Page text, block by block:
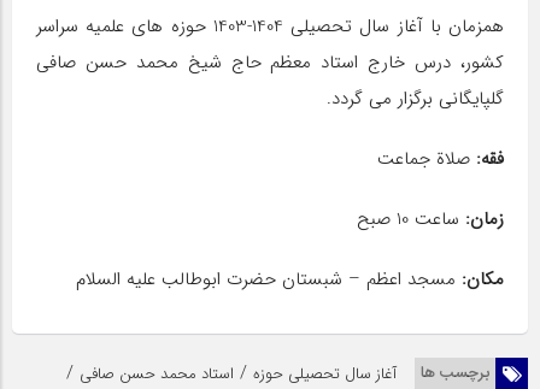
همزمان با آغاز سال تحصیلی 1404-1403 حوزه های علمیه سراسر
کشور، درس خارج استاد معظم حاج شیخ محمد حسن صافی
گلپایگانی برگزار می گردد.
فقه: صلاة جماعت
زمان: ساعت 10 صبح
مکان: مسجد اعظم – شبستان حضرت ابوطالب علیه السلام
برچسب ها آغاز سال تحصیلی حوزه / استاد محمد حسن صافی /